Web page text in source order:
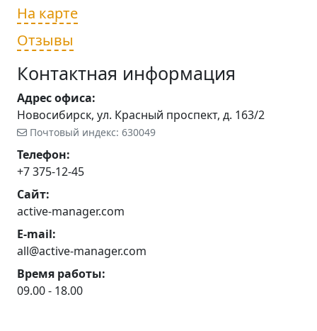
На карте
Отзывы
Контактная информация
Адрес офиса:
Новосибирск, ул. Красный проспект, д. 163/2
Почтовый индекс: 630049
Телефон:
+7 375-12-45
Сайт:
active-manager.com
E-mail:
all@active-manager.com
Время работы:
09.00 - 18.00